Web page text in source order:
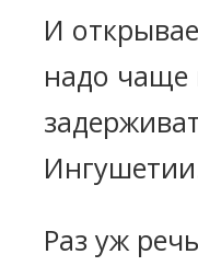
И
надо чаще
Раз уж